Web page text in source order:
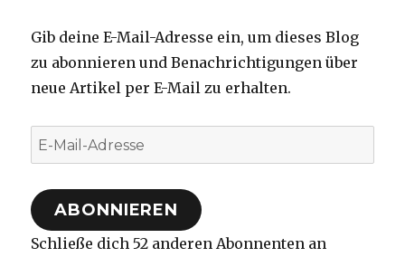
Gib deine E-Mail-Adresse ein, um dieses Blog
zu abonnieren und Benachrichtigungen über
neue Artikel per E-Mail zu erhalten.
E-
Mail-
Adresse
ABONNIEREN
Schließe dich 52 anderen Abonnenten an